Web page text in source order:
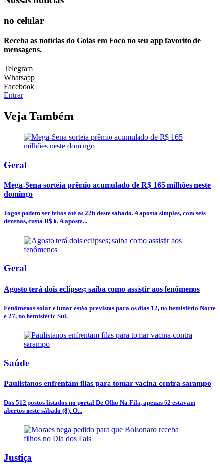
no celular
Receba as notícias do Goiás em Foco no seu app favorito de
mensagens.
Telegram
Whatsapp
Facebook
Entrar
Veja Também
Geral
Mega-Sena sorteia prêmio acumulado de R$ 165 milhões neste
domingo
Jogos podem ser feitos até as 22h deste sábado. A aposta simples, com seis
dezenas, custa R$ 6. A aposta...
Geral
Agosto terá dois eclipses; saiba como assistir aos fenômenos
Fenômenos solar e lunar estão previstos para os dias 12, no hemisfério Norte
e 27, no hemisfério Sul.
Saúde
Paulistanos enfrentam filas para tomar vacina contra sarampo
Dos 512 postos listados no portal De Olho Na Fila, apenas 62 estavam
abertos neste sábado (8). O...
Justiça